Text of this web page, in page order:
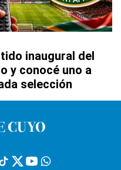
inaugural del
y conocé uno a
selección